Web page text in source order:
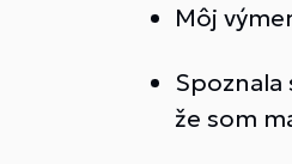
Môj
Spoznala
že som